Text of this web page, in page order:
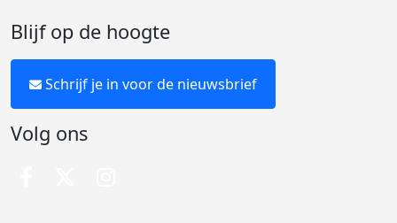
Blijf op de hoogte
Schrijf je in voor de nieuwsbrief
Volg ons